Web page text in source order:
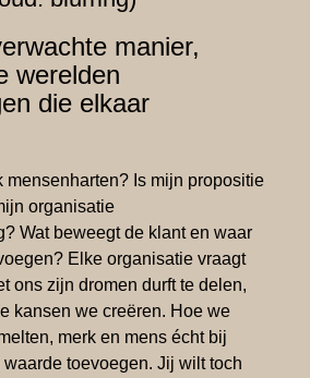
manier,
werelden
die elkaar
mensenharten? Is mijn propositie
organisatie
Wat beweegt de klant en waar
Elke organisatie vraagt
ons zijn dromen durft te delen,
kansen we creëren. Hoe we
merk en mens écht bij
toevoegen. Jij wilt toch